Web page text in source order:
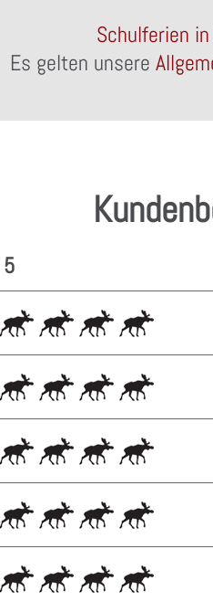
Schulferien
Es gelten unsere